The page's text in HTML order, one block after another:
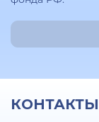
КОНТАКТЫ